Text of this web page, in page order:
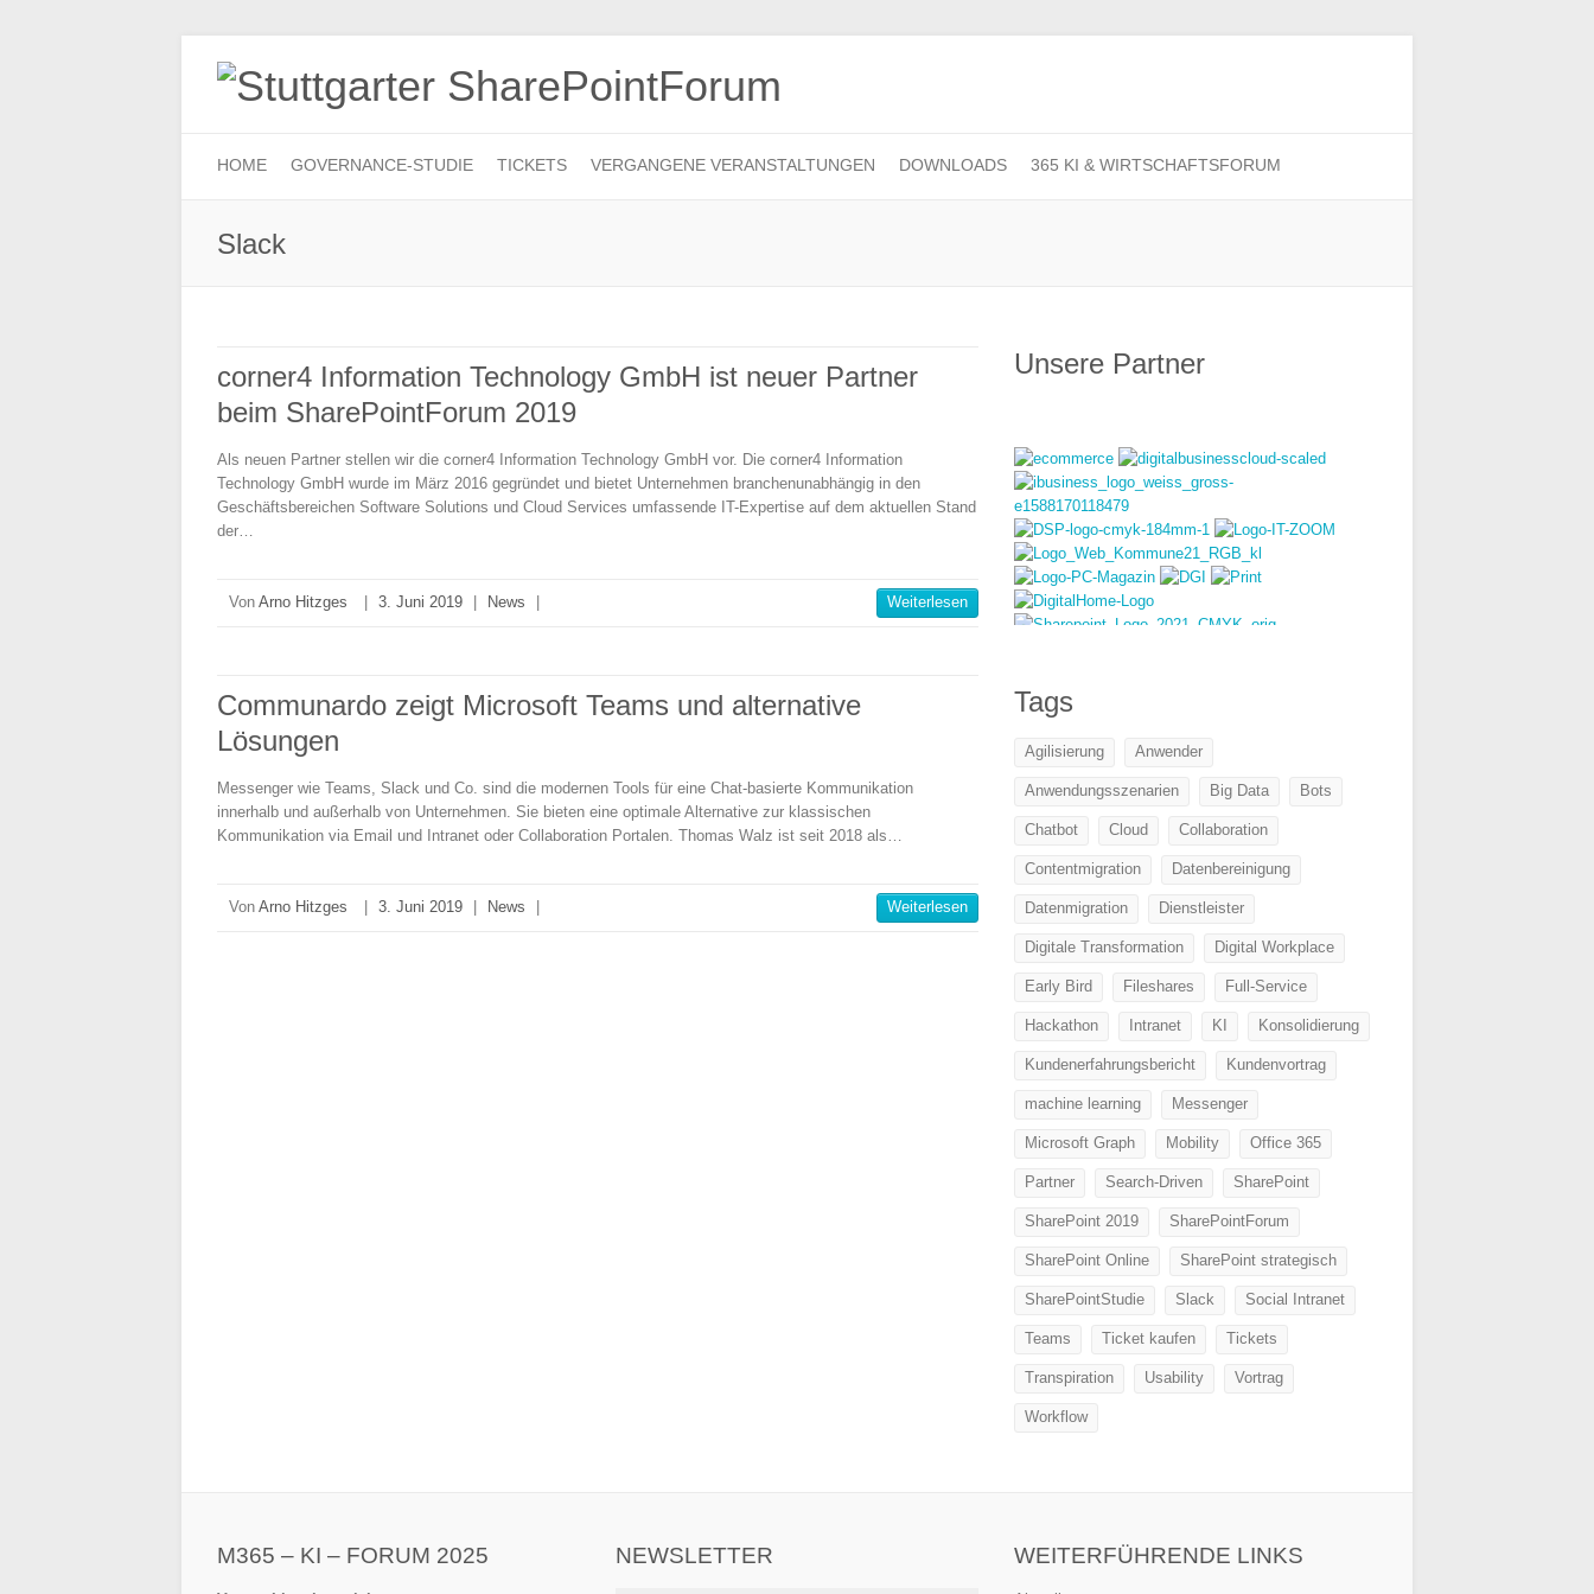
HOME GOVERNANCE-STUDIE TICKETS VERGANGENE VERANSTALTUNGEN DOWNLOADS 365 KI & WIRTSCHAFTSFORUM
Slack
corner4 Information Technology GmbH ist neuer Partner
beim SharePointForum 2019
Als neuen Partner stellen wir die corner4 Information Technology GmbH vor. Die corner4 Information
Technology GmbH wurde im März 2016 gegründet und bietet Unternehmen branchenunabhängig in den
Geschäftsbereichen Software Solutions und Cloud Services umfassende IT-Expertise auf dem aktuellen Stand
der…
Von Arno Hitzges 3. Juni 2019 News Weiterlesen
Communardo zeigt Microsoft Teams und alternative
Lösungen
Messenger wie Teams, Slack und Co. sind die modernen Tools für eine Chat-basierte Kommunikation
innerhalb und außerhalb von Unternehmen. Sie bieten eine optimale Alternative zur klassischen
Kommunikation via Email und Intranet oder Collaboration Portalen. Thomas Walz ist seit 2018 als…
Von Arno Hitzges 3. Juni 2019 News Weiterlesen
Unsere Partner
Tags
Agilisierung Anwender
Anwendungsszenarien Big Data Bots
Chatbot Cloud Collaboration
Contentmigration Datenbereinigung
Datenmigration Dienstleister
Digitale Transformation Digital Workplace
Early Bird Fileshares Full-Service
Hackathon Intranet KI Konsolidierung
Kundenerfahrungsbericht Kundenvortrag
machine learning Messenger
Microsoft Graph Mobility Office 365
Partner Search-Driven SharePoint
SharePoint 2019 SharePointForum
SharePoint Online SharePoint strategisch
SharePointStudie Slack Social Intranet
Teams Ticket kaufen Tickets
Transpiration Usability Vortrag
Workflow
M365 – KI – FORUM 2025 NEWSLETTER WEITERFÜHRENDE LINKS